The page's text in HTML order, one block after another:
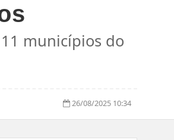
municípios do
26/08/2025 10:34